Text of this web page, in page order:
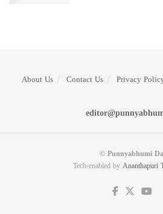
About Us Contact Us Privacy
© Punnyabhumi
Tech-enabled by Ananthapuri